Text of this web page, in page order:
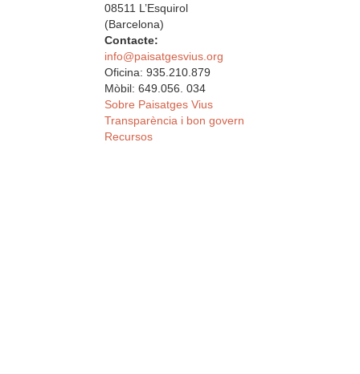
08511 L’Esquirol
(Barcelona)
Contacte:
info@paisatgesvius.org
Oficina: 935.210.879
Mòbil: 649.056. 034
Sobre Paisatges Vius
Transparència i bon govern
Recursos